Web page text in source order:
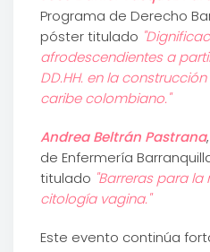
Programa de Derecho
póster titulado
afrodescendientes a
DD.HH. en la
caribe colombiano."
Andrea Beltrán Pastrana
de Enfermería
titulado "Barreras para
citología vagina."
Este evento continúa